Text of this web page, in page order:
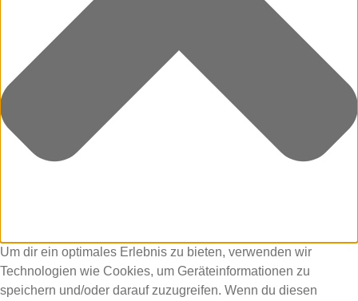
Um dir ein optimales Erlebnis zu bieten, verwenden wir
Technologien wie Cookies, um Geräteinformationen zu
speichern und/oder darauf zuzugreifen. Wenn du diesen